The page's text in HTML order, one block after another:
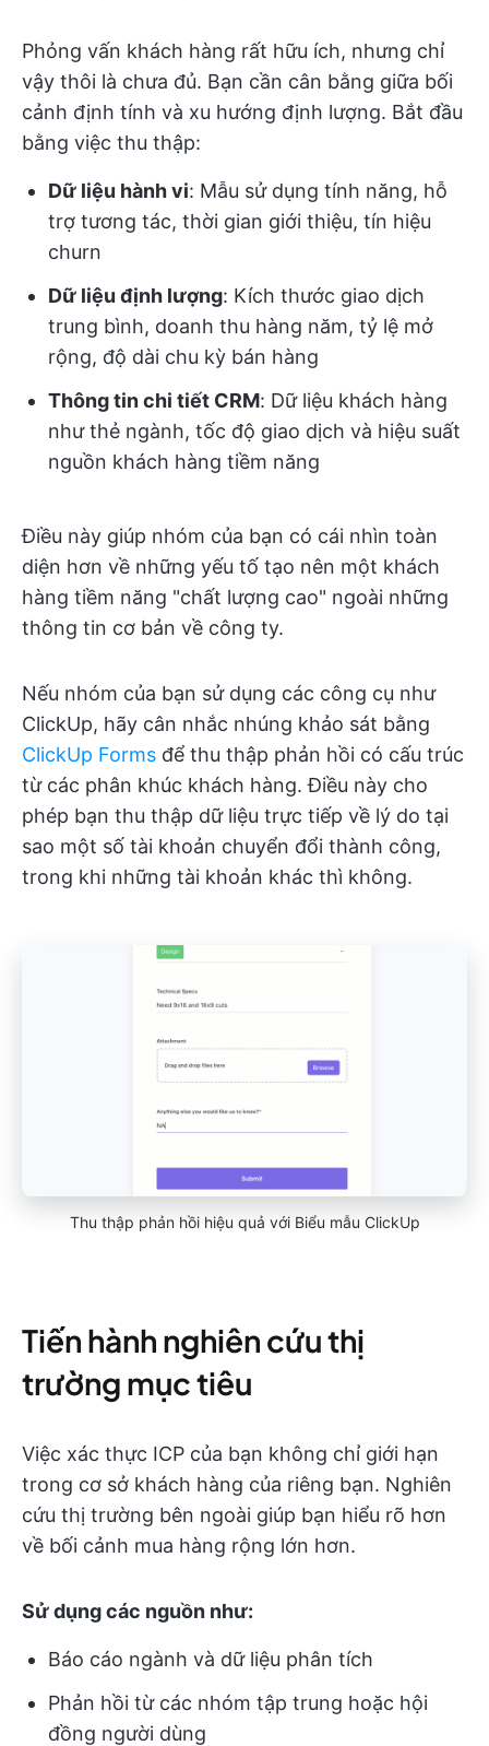
Phỏng vấn khách hàng rất hữu ích, nhưng chỉ
vậy thôi là chưa đủ. Bạn cần cân bằng giữa bối
cảnh định tính và xu hướng định lượng. Bắt đầu
bằng việc thu thập:
Dữ liệu hành vi: Mẫu sử dụng tính năng, hỗ
trợ tương tác, thời gian giới thiệu, tín hiệu
churn
Dữ liệu định lượng: Kích thước giao dịch
trung bình, doanh thu hàng năm, tỷ lệ mở
rộng, độ dài chu kỳ bán hàng
Thông tin chi tiết CRM: Dữ liệu khách hàng
như thẻ ngành, tốc độ giao dịch và hiệu suất
nguồn khách hàng tiềm năng
Điều này giúp nhóm của bạn có cái nhìn toàn
diện hơn về những yếu tố tạo nên một khách
hàng tiềm năng "chất lượng cao" ngoài những
thông tin cơ bản về công ty.
Nếu nhóm của bạn sử dụng các công cụ như
ClickUp, hãy cân nhắc nhúng khảo sát bằng
ClickUp Forms để thu thập phản hồi có cấu trúc
từ các phân khúc khách hàng. Điều này cho
phép bạn thu thập dữ liệu trực tiếp về lý do tại
sao một số tài khoản chuyển đổi thành công,
trong khi những tài khoản khác thì không.
Thu thập phản hồi hiệu quả với Biểu mẫu ClickUp
Tiến hành nghiên cứu thị
trường mục tiêu
Việc xác thực ICP của bạn không chỉ giới hạn
trong cơ sở khách hàng của riêng bạn. Nghiên
cứu thị trường bên ngoài giúp bạn hiểu rõ hơn
về bối cảnh mua hàng rộng lớn hơn.
Sử dụng các nguồn như:
Báo cáo ngành và dữ liệu phân tích
Phản hồi từ các nhóm tập trung hoặc hội
đồng người dùng